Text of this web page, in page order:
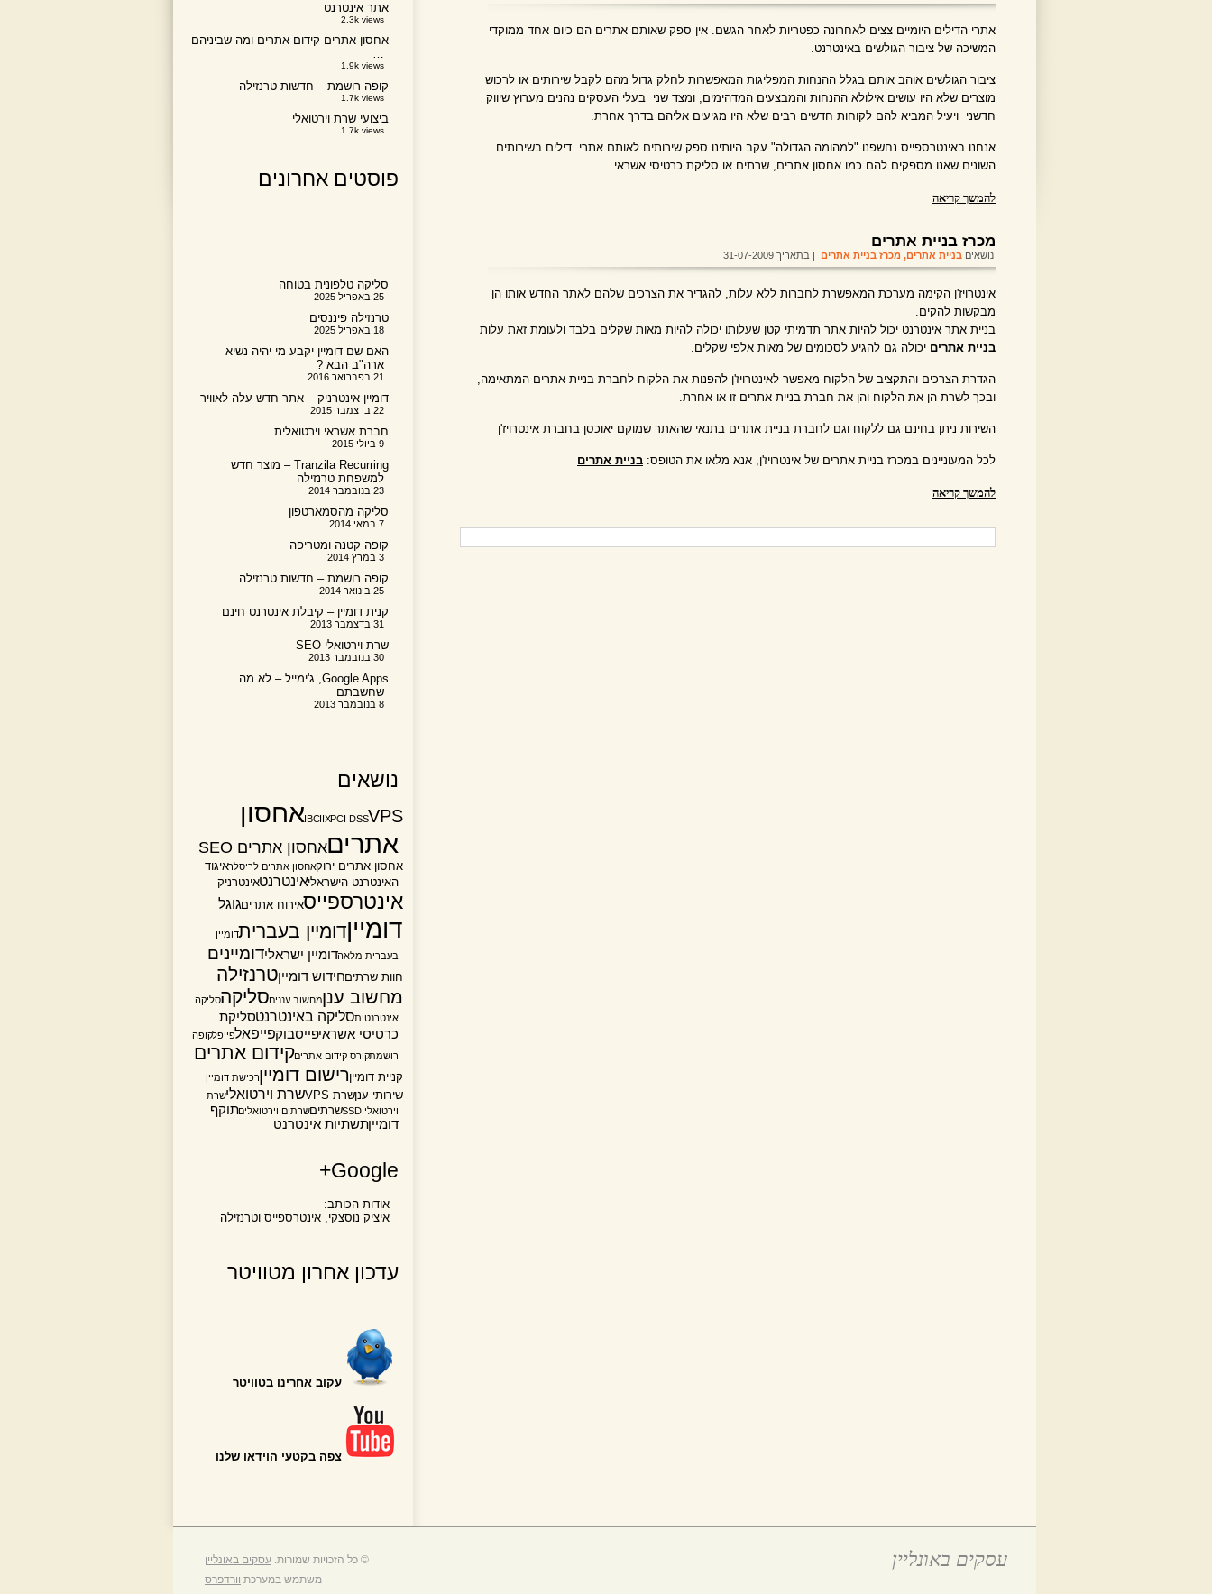
אתרי הדילים היומיים צצים לאחרונה כפטריות לאחר הגשם. אין ספק שאותם אתרים הם כיום אחד ממוקדי
המשיכה של ציבור הגולשים באינטרנט.
ציבור הגולשים אוהב אותם בגלל ההנחות המפליגות המאפשרות לחלק גדול מהם לקבל שירותים או לרכוש
מוצרים שלא היו עושים אילולא ההנחות והמבצעים המדהימים, ומצד שני בעלי העסקים נהנים מערוץ שיווק
חדשני ויעיל המביא להם לקוחות חדשים רבים שלא היו מגיעים אליהם בדרך אחרת.
אנחנו באינטרספייס נחשפנו "למהומה הגדולה" עקב היותינו ספק שירותים לאותם אתרי דילים בשירותים
השונים שאנו מספקים להם כמו אחסון אתרים, שרתים או סליקת כרטיסי אשראי.
להמשך קריאה
מכרז בניית אתרים
נושאים בניית אתרים, מכרז בניית אתרים | בתאריך 31-07-2009
אינטרויז'ן הקימה מערכת המאפשרת לחברות ללא עלות, להגדיר את הצרכים שלהם לאתר החדש אותו הן
מבקשות להקים.
בניית אתר אינטרנט יכול להיות אתר תדמיתי קטן שעלותו יכולה להיות מאות שקלים בלבד ולעומת זאת עלות
בניית אתרים יכולה גם להגיע לסכומים של מאות אלפי שקלים.
הגדרת הצרכים והתקציב של הלקוח מאפשר לאינטרויז'ן להפנות את הלקוח לחברת בניית אתרים המתאימה,
ובכך לשרת הן את הלקוח והן את חברת בניית אתרים זו או אחרת.
השירות ניתן בחינם גם ללקוח וגם לחברת בניית אתרים בתנאי שהאתר שמוקם יאוכסן בחברת אינטרויז'ן
לכל המעוניינים במכרז בניית אתרים של אינטרויז'ן, אנא מלאו את הטופס: בניית אתרים
להמשך קריאה
אתר אינטרנט
2.3k views
אחסון אתרים קידום אתרים ומה שביניהם
…
1.9k views
קופה רושמת – חדשות טרנזילה
1.7k views
ביצועי שרת וירטואלי
1.7k views
פוסטים אחרונים
סליקה טלפונית בטוחה
25 באפריל 2025
טרנזילה פיננסים
18 באפריל 2025
האם שם דומיין יקבע מי יהיה נשיא
ארה"ב הבא ?
21 בפברואר 2016
דומיין אינטרניק – אתר חדש עלה לאוויר
22 בדצמבר 2015
חברת אשראי וירטואלית
9 ביולי 2015
Tranzila Recurring – מוצר חדש
למשפחת טרנזילה
23 בנובמבר 2014
סליקה מהסמארטפון
7 במאי 2014
קופה קטנה ומטריפה
3 במרץ 2014
קופה רושמת – חדשות טרנזילה
25 בינואר 2014
קנית דומיין – קיבלת אינטרנט חינם
31 בדצמבר 2013
שרת וירטואלי SEO
30 בנובמבר 2013
Google Apps, ג'ימייל – לא מה
שחשבתם
8 בנובמבר 2013
נושאים
IBCIIXPCI DSSVPS
אחסון
אתריםאחסון אתרים SEO
אחסון אתרים ירוקאחסון אתרים לריסלראיגוד
האינטרנט הישראליאינטרנטאינטרניק
אינטרספייסאירוח אתריםגוגל
דומייןדומיין בעבריתדומיין
בעברית מלאהדומיין ישראלידומיינים
חוות שרתיםחידוש דומייןטרנזילה
מחשוב ענןמחשוב ענניםסליקהסליקה
אינטרנטיתסליקה באינטרנטסליקת
כרטיסי אשראיפייסבוקפייפאלפייפלקופה
רושמתקורס קידום אתריםקידום אתרים
קניית דומייןרישום דומייןרכישת דומיין
שירותי ענןשרת VPS שרת וירטואלישרת
וירטואלי SSD
שרתיםשרתים וירטואליםתוקף
דומייןתשתיות אינטרנט
Google+
אודות הכותב:
איציק נוסצקי, אינטרספייס וטרנזילה
עדכון אחרון מטוויטר
עקוב אחרינו בטוויטר
צפה בקטעי הוידאו שלנו
עסקים באונליין © כל הזכויות שמורות. עסקים באונליין
משתמש במערכת וורדפרס